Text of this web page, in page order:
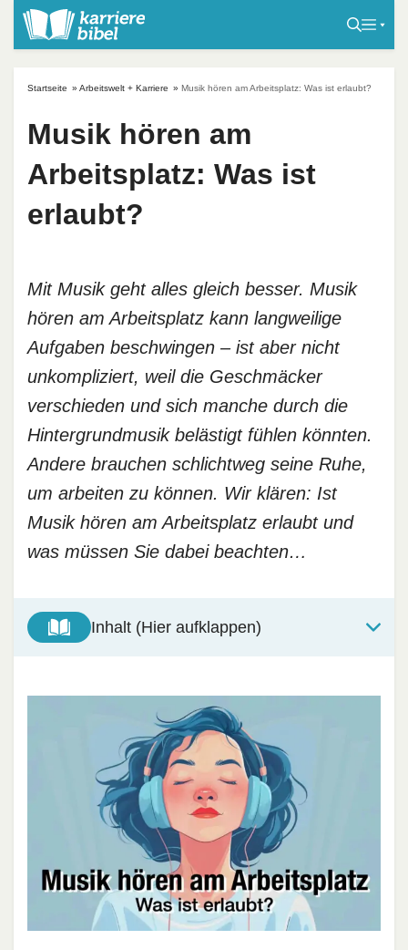
Startseite » Arbeitswelt + Karriere » Musik hören am Arbeitsplatz: Was ist erlaubt?
Musik hören am
Arbeitsplatz: Was ist
erlaubt?
Mit Musik geht alles gleich besser. Musik
hören am Arbeitsplatz kann langweilige
Aufgaben beschwingen – ist aber nicht
unkompliziert, weil die Geschmäcker
verschieden und sich manche durch die
Hintergrundmusik belästigt fühlen könnten.
Andere brauchen schlichtweg seine Ruhe,
um arbeiten zu können. Wir klären: Ist
Musik hören am Arbeitsplatz erlaubt und
was müssen Sie dabei beachten…
Inhalt (Hier aufklappen)